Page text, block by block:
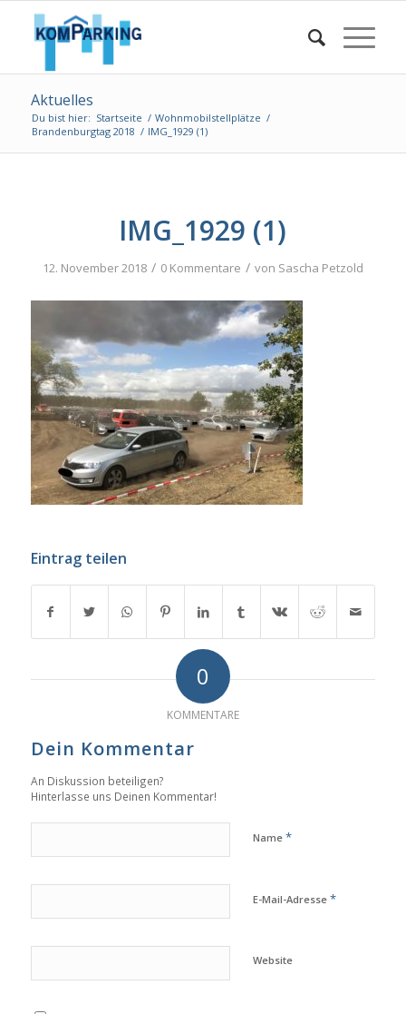
Aktuelles
Du bist hier: Startseite / Wohnmobilstellplätze /
Brandenburgtag 2018 / IMG_1929 (1)
IMG_1929 (1)
12. November 2018 / 0 Kommentare / von Sascha Petzold
Eintrag teilen
0
KOMMENTARE
Dein Kommentar
An Diskussion beteiligen?
Hinterlasse uns Deinen Kommentar!
Name *
E-Mail-Adresse *
Website